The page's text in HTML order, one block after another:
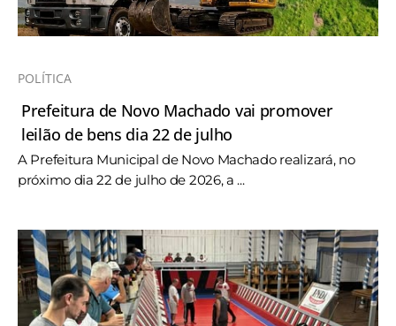
POLÍTICA
Prefeitura de Novo Machado vai promover
leilão de bens dia 22 de julho
A Prefeitura Municipal de Novo Machado realizará, no
próximo dia 22 de julho de 2026, a ...